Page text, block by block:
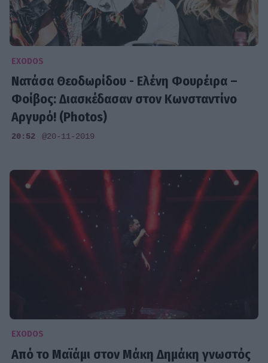
EXODOS
Νατάσα Θεοδωρίδου - Ελένη Φουρέιρα –
Φοίβος: Διασκέδασαν στον Κωνσταντίνο
Αργυρό! (Photos)
20:52 @20-11-2019
EXODOS
Από το Μαϊάμι στον Μάκη Δημάκη γνωστός